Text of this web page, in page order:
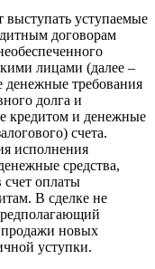
выступать уступаемые
договорам
лицами (далее –
денежные требования
долга и
кредитом и денежные
счета.
исполнения
средства,
оплаты
В сделке не
продажи новых
уступки.